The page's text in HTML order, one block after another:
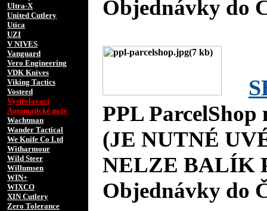
Ultra-X
United Cutlery
Utica
UZI
V NIVES
Vanguard
Vero Engineering
VDK Knives
Viking Tactics
Vosteed
Vystřelovací
Automatické nože
Wachtman
Wander Tactical
We Knife Co Ltd
Witharmour
Wild Steer
Willumsen
WIN+
WIXCO
XIN Cutlery
Zero Tolerance
Objednávky do
PPL
(JE NUTNÉ
NELZE BALÍK
Objednávky do